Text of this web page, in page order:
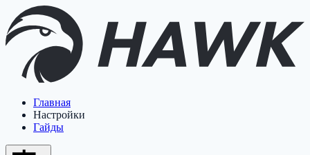
Главная
Настройки
Гайды